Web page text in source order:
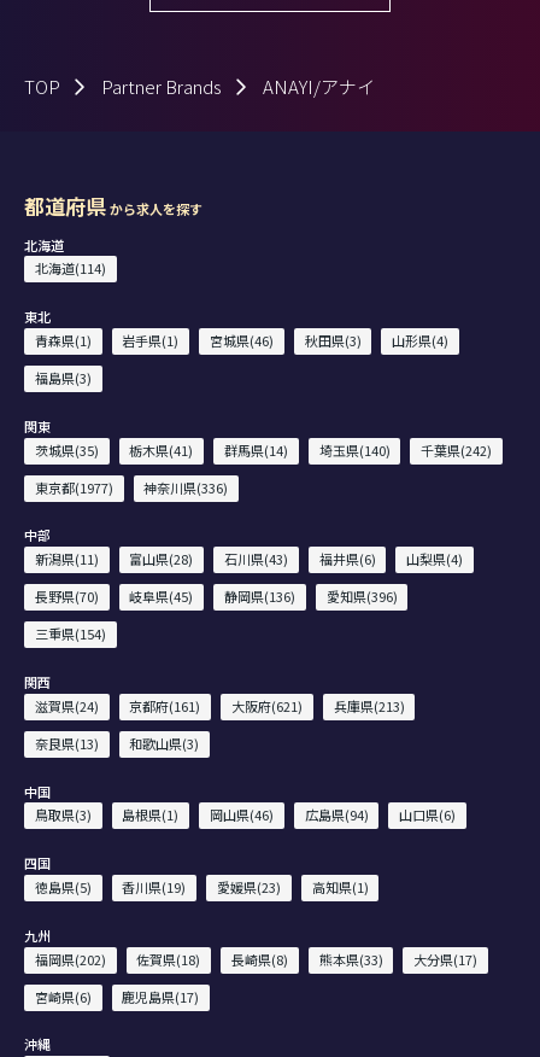
TOP Partner Brands ANAYI/アナイ
都道府県から求人を探す
北海道
北海道(114)
東北
青森県(1)
岩手県(1) 宮城県(46) 秋田県(3)
山形県(4)
福島県(3)
関東
茨城県(35)
栃木県(41) 群馬県(14) 埼玉県(140)
千葉県(242)
東京都(1977)
神奈川県(336)
中部
新潟県(11)
富山県(28) 石川県(43) 福井県(6)
山梨県(4)
長野県(70)
岐阜県(45) 静岡県(136)
愛知県(396)
三重県(154)
関西
滋賀県(24)
京都府(161) 大阪府(621)
兵庫県(213)
奈良県(13)
和歌山県(3)
中国
鳥取県(3)
島根県(1) 岡山県(46) 広島県(94) 山口県(6)
四国
徳島県(5)
香川県(19) 愛媛県(23) 高知県(1)
九州
福岡県(202)
佐賀県(18) 長崎県(8) 熊本県(33)
大分県(17)
宮崎県(6)
鹿児島県(17)
沖縄